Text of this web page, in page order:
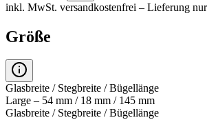
inkl. MwSt. versandkostenfrei – Lieferung
Größe
Glasbreite / Stegbreite / Bügellänge
Large – 54 mm / 18 mm / 145 mm
Glasbreite / Stegbreite / Bügellänge